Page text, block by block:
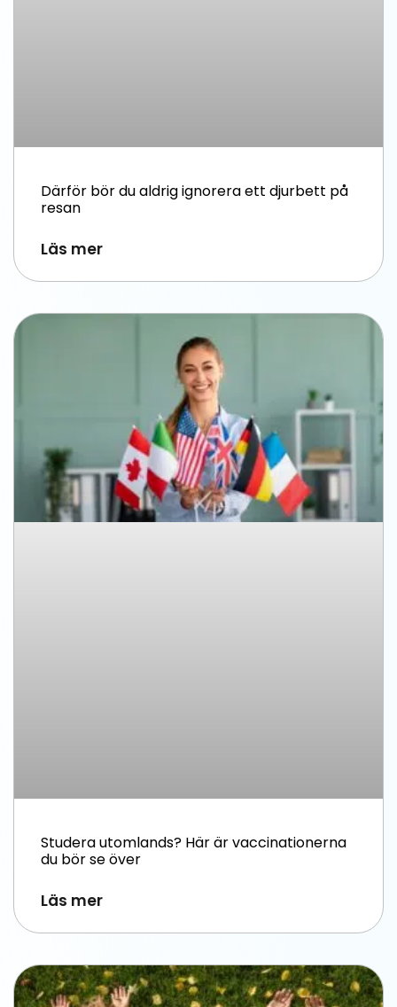
Därför bör du aldrig ignorera ett djurbett på
resan
Läs mer
Studera utomlands? Här är vaccinationerna
du bör se över
Läs mer